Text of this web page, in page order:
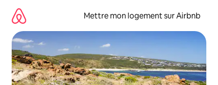
directement
contenu
Mettre mon logement sur Airbnb